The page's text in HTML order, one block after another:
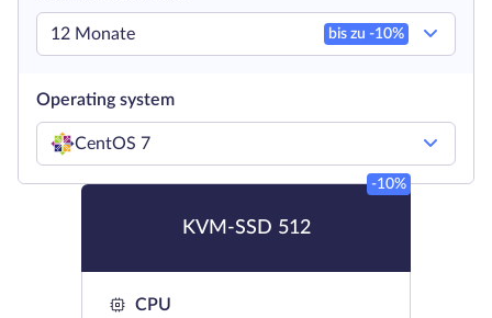
12 Monate bis zu -10%
Operating system
CentOS 7
KVM-SSD 512
-10%
CPU